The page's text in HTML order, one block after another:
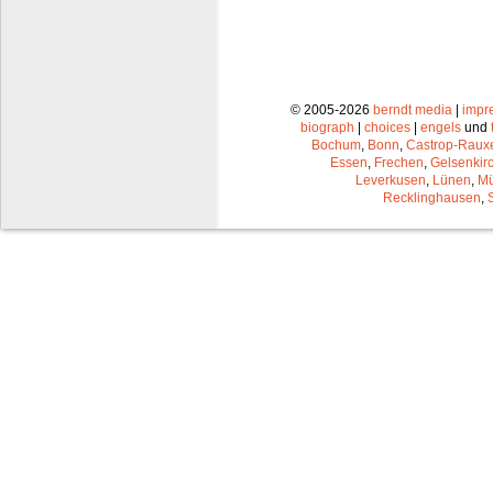
© 2005-2026 berndt media |
biograph | choices | engels und
Bochum Bonn Castrop-
Essen Frechen
Leverkusen Lünen
Recklinghausen